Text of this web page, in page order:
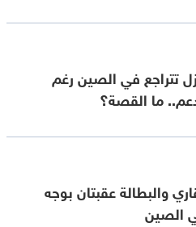
تتراجع في الصين رغم
ما القصة؟
والبطالة عقبتان بوجه
الصين